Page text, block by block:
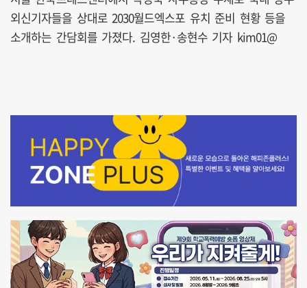
외신기자들을 상대로 2030월드엑스포 유치 준비 현황 등을
소개하는 간담회를 가졌다. 김영한·송현수 기자 kim01@